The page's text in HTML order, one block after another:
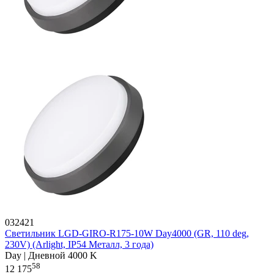
032421
Светильник LGD-GIRO-R175-10W Day4000 (GR, 110 deg,
230V) (Arlight, IP54 Металл, 3 года)
Day | Дневной 4000 K
12 17558